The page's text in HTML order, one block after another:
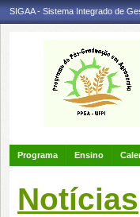
SIGAA - Sistema Integrado de
Programa Ensino
Notícias